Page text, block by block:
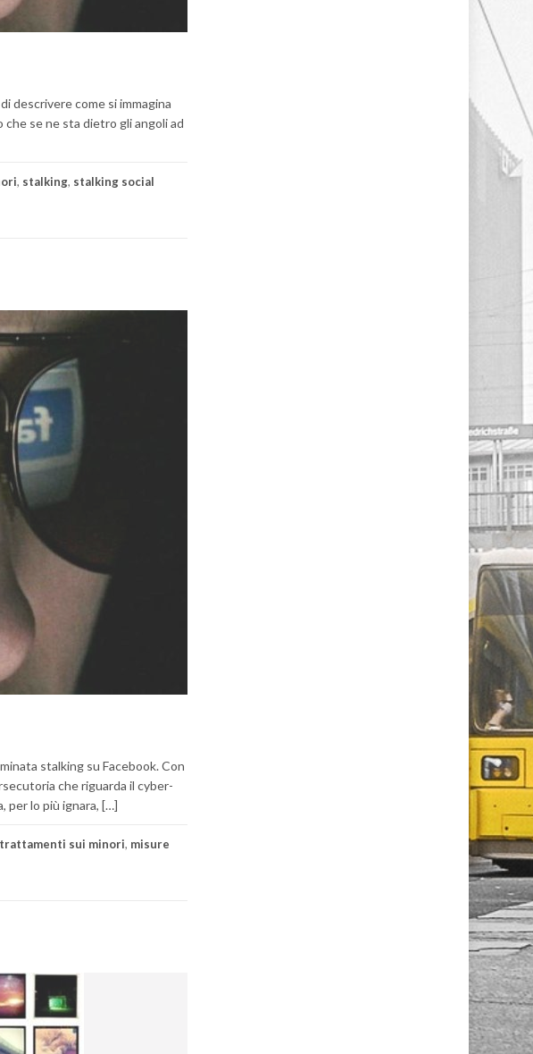
descrivere come si immagina
se ne sta dietro gli angoli ad
, stalking, stalking social
stalking su Facebook. Con
che riguarda il cyber-
per lo più ignara, […]
sui minori, misure